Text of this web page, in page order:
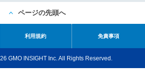
ページの先頭へ
利用規約 免責事項
GMO INSIGHT Inc. All Rights Reserved.